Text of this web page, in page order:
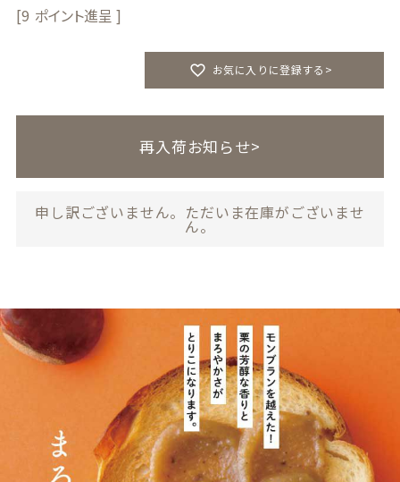
9
お気に入りに登録する>
再入荷お知らせ>
申し訳ございません。ただいま在庫がございませ
ん。